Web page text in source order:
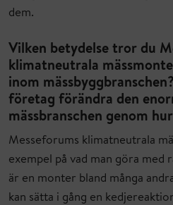
dem.
Vilken betydelse tror du
klimatneutrala
inom
företag förändra den
mässbranschen genom
Messeforums klimatneutrala
exempel på vad man göra med
är en monter bland många
kan sätta i gång en